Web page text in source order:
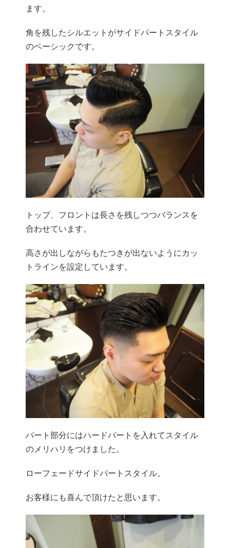
ます。
角を残したシルエットがサイドパートスタイル
のベーシックです。
トップ、フロントは長さを残しつつバランスを
合わせています。
高さが出しながらもたつきが出ないようにカッ
トラインを設定しています。
パート部分にはハードパートを入れてスタイル
のメリハリをつけました。
ローフェードサイドパートスタイル。
お客様にも喜んで頂けたと思います。